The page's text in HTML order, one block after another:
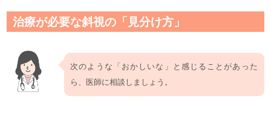
治療が必要な斜視の「見分け方」
次のような「おかしいな」と感じることがあった
ら、医師に相談しましょう。